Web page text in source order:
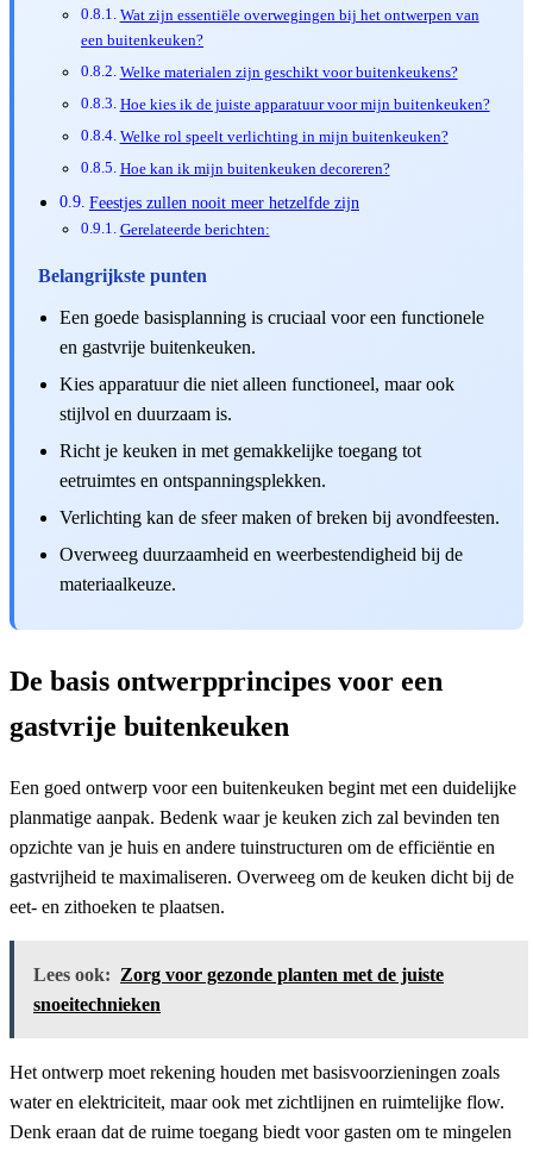
Wat zijn essentiële overwegingen bij het ontwerpen van
een buitenkeuken?
Welke materialen zijn geschikt voor buitenkeukens?
Hoe kies ik de juiste apparatuur voor mijn buitenkeuken?
Welke rol speelt verlichting in mijn buitenkeuken?
Hoe kan ik mijn buitenkeuken decoreren?
Feestjes zullen nooit meer hetzelfde zijn
Gerelateerde berichten:
Belangrijkste punten
Een goede basisplanning is cruciaal voor een functionele
en gastvrije buitenkeuken.
Kies apparatuur die niet alleen functioneel, maar ook
stijlvol en duurzaam is.
Richt je keuken in met gemakkelijke toegang tot
eetruimtes en ontspanningsplekken.
Verlichting kan de sfeer maken of breken bij avondfeesten.
Overweeg duurzaamheid en weerbestendigheid bij de
materiaalkeuze.
De basis ontwerpprincipes voor een
gastvrije buitenkeuken
Een goed ontwerp voor een buitenkeuken begint met een duidelijke
planmatige aanpak. Bedenk waar je keuken zich zal bevinden ten
opzichte van je huis en andere tuinstructuren om de efficiëntie en
gastvrijheid te maximaliseren. Overweeg om de keuken dicht bij de
eet- en zithoeken te plaatsen.
Lees ook: Zorg voor gezonde planten met de juiste
snoeitechnieken
Het ontwerp moet rekening houden met basisvoorzieningen zoals
water en elektriciteit, maar ook met zichtlijnen en ruimtelijke flow.
Denk eraan dat de ruime toegang biedt voor gasten om te mingelen